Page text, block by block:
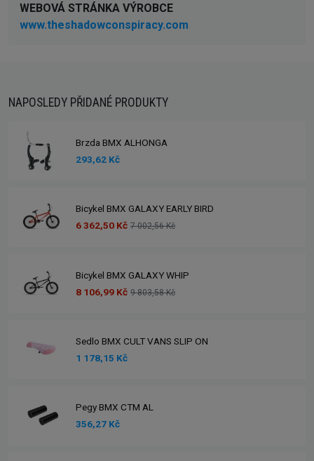
WEBOVÁ STRÁNKA VÝROBCE
www.theshadowconspiracy.com
NAPOSLEDY PŘIDANÉ PRODUKTY
Brzda BMX ALHONGA
293,62 Kč
Bicykel BMX GALAXY EARLY BIRD
6 362,50 Kč 7 002,56 Kč
Bicykel BMX GALAXY WHIP
8 106,99 Kč 9 803,58 Kč
Sedlo BMX CULT VANS SLIP ON
1 178,15 Kč
Pegy BMX CTM AL
356,27 Kč